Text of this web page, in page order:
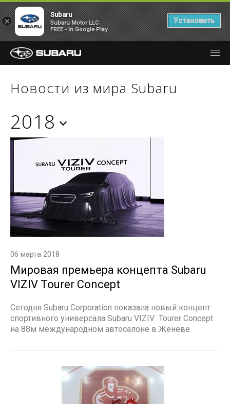
Новости из мира Subaru
2018
06 марта 2018
Мировая премьера концепта Subaru
VIZIV Tourer Concept
Сегодня Subaru Corporation показала новый концепт
спортивного универсала Subaru VIZIV Tourer Concept
на 88м международном автосалоне в Женеве.
×
Subaru
Subaru Motor LLC
FREE - In Google Play
Установить